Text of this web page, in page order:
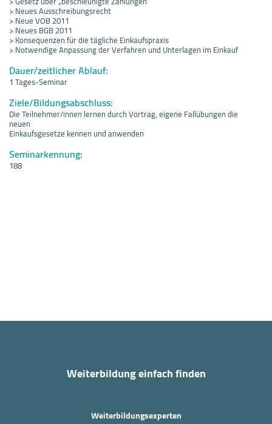
> Neues Ausschreibungsrecht
> Neue VOB 2011
> Neues BGB 2011
> Konsequenzen für die tägliche Einkaufspraxis
> Notwendige Anpassung der Verfahren und Unterlagen im Einkauf
Dauer/zeitlicher Ablauf:
1 Tages-Seminar
Ziele/Bildungsabschluss:
Die Teilnehmer/innen lernen durch Vortrag, eigene Fallübungen die
neuen
Einkaufsgesetze kennen und anwenden
Seminarkennung:
188
Weiterbildung einfach finden
Weiterbildungsexperten